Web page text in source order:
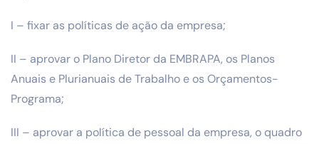
I – fixar as políticas de ação da empresa;
II – aprovar o Plano Diretor da EMBRAPA, os Planos
Anuais e Plurianuais de Trabalho e os Orçamentos-
Programa;
III – aprovar a política de pessoal da empresa, o quadro